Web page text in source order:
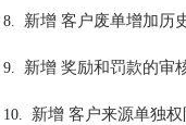
8. 新增 客户废单增加历
9. 新增 奖励和罚款的审
10. 新增 客户来源单独权